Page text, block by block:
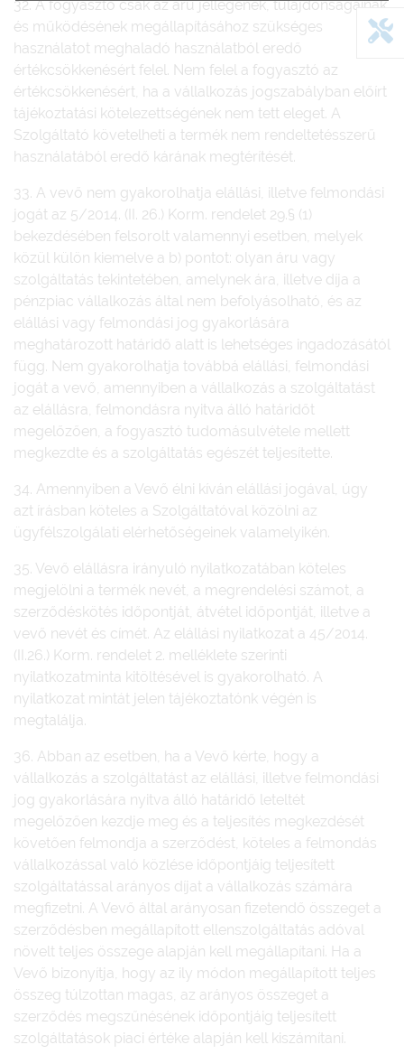
32. A fogyasztó csak az áru jellegének, tulajdonságainak
és működésének megállapításához szükséges
használatot meghaladó használatból eredő
értékcsökkenésért felel. Nem felel a fogyasztó az
értékcsökkenésért, ha a vállalkozás jogszabályban előírt
tájékoztatási kötelezettségének nem tett eleget. A
Szolgáltató követelheti a termék nem rendeltetésszerű
használatából eredő kárának megtérítését.
33. A vevő nem gyakorolhatja elállási, illetve felmondási
jogát az 5/2014. (II. 26.) Korm. rendelet 29.§ (1)
bekezdésében felsorolt valamennyi esetben, melyek
közül külön kiemelve a b) pontot: olyan áru vagy
szolgáltatás tekintetében, amelynek ára, illetve díja a
pénzpiac vállalkozás által nem befolyásolható, és az
elállási vagy felmondási jog gyakorlására
meghatározott határidő alatt is lehetséges ingadozásától
függ. Nem gyakorolhatja továbbá elállási, felmondási
jogát a vevő, amennyiben a vállalkozás a szolgáltatást
az elállásra, felmondásra nyitva álló határidőt
megelőzően, a fogyasztó tudomásulvétele mellett
megkezdte és a szolgáltatás egészét teljesítette.
34. Amennyiben a Vevő élni kíván elállási jogával, úgy
azt írásban köteles a Szolgáltatóval közölni az
ügyfélszolgálati elérhetőségeinek valamelyikén.
35. Vevő elállásra irányuló nyilatkozatában köteles
megjelölni a termék nevét, a megrendelési számot, a
szerződéskötés időpontját, átvétel időpontját, illetve a
vevő nevét és címét. Az elállási nyilatkozat a 45/2014.
(II.26.) Korm. rendelet 2. melléklete szerinti
nyilatkozatminta kitöltésével is gyakorolható. A
nyilatkozat mintát jelen tájékoztatónk végén is
megtalálja.
36. Abban az esetben, ha a Vevő kérte, hogy a
vállalkozás a szolgáltatást az elállási, illetve felmondási
jog gyakorlására nyitva álló határidő leteltét
megelőzően kezdje meg és a teljesítés megkezdését
követően felmondja a szerződést, köteles a felmondás
vállalkozással való közlése időpontjáig teljesített
szolgáltatással arányos díjat a vállalkozás számára
megfizetni. A Vevő által arányosan fizetendő összeget a
szerződésben megállapított ellenszolgáltatás adóval
növelt teljes összege alapján kell megállapítani. Ha a
Vevő bizonyítja, hogy az ily módon megállapított teljes
összeg túlzottan magas, az arányos összeget a
szerződés megszűnésének időpontjáig teljesített
szolgáltatások piaci értéke alapján kell kiszámítani.